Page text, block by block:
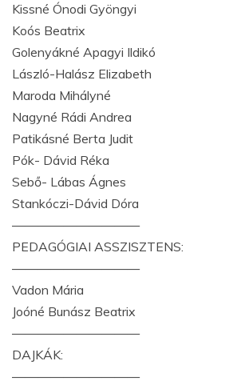
Kissné Ónodi Gyöngyi
Koós Beatrix
Golenyákné Apagyi Ildikó
László-Halász Elizabeth
Maroda Mihályné
Nagyné Rádi Andrea
Patikásné Berta Judit
Pók- Dávid Réka
Sebő- Lábas Ágnes
Stankóczi-Dávid Dóra
——————————
PEDAGÓGIAI ASSZISZTENS:
——————————
Vadon Mária
Joóné Bunász Beatrix
——————————
DAJKÁK:
——————————